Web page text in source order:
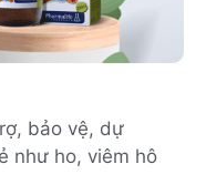
bảo vệ, dự
như ho, viêm hô